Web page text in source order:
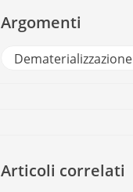
Argomenti
Dematerializzazione
Articoli correlati